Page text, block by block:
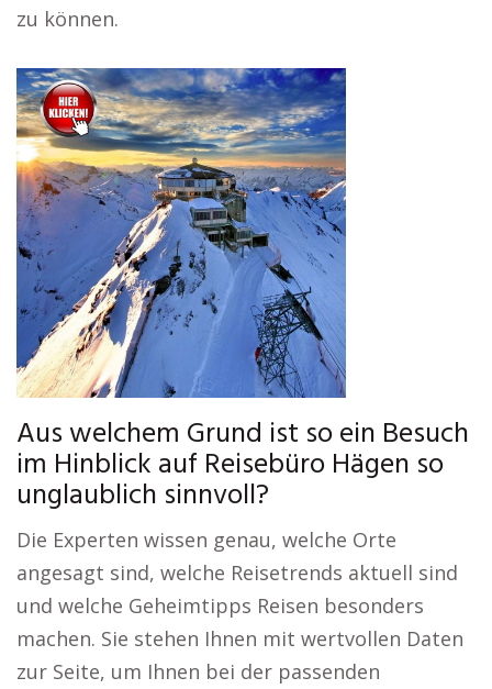
zu können.
Aus welchem Grund ist so ein Besuch
im Hinblick auf Reisebüro Hägen so
unglaublich sinnvoll?
Die Experten wissen genau, welche Orte
angesagt sind, welche Reisetrends aktuell sind
und welche Geheimtipps Reisen besonders
machen. Sie stehen Ihnen mit wertvollen Daten
zur Seite, um Ihnen bei der passenden